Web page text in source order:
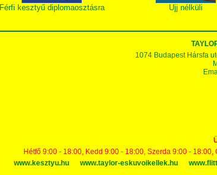
Férfi kesztyű diplomaosztásra Ujj nélküli
1074 Budapest Hársfa
Hétfő 9:00 - 18:00, Kedd 9:00 - 18:00, Szerda 9:00 -
www.kesztyu.hu
www.taylor-eskuvoikellek.hu